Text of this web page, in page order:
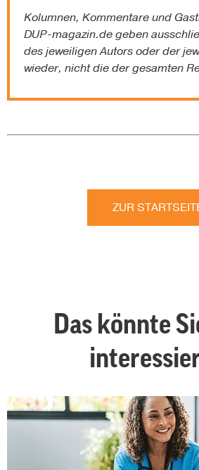
Kolumnen, Kommentare und
DUP-magazin.degeben
des jeweiligen Autors oder der
wieder, nicht die der gesamten
ZUR
Das könnte